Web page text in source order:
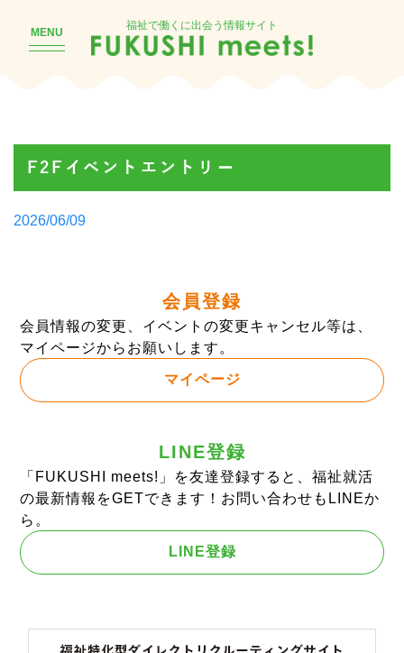
MENU
福祉で働くに出会う情報サイト
F2Fイベントエントリー
Posted
2026/06/09
会員登録
会員情報の変更、イベントの変更キャンセル等は、
マイページからお願いします。
マイページ
LINE登録
「FUKUSHI meets!」を友達登録すると、福祉就活
の最新情報をGETできます！お問い合わせもLINEか
ら。
LINE登録